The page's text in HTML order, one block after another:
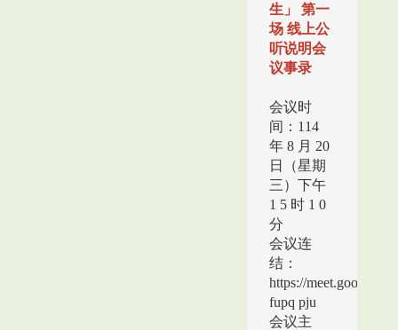
生」 第一
场 线上公
听说明会
议事录
会议时
间：114
年 8 月 20
日（星期
三）下午
1 5 时 1 0
分
会议连
结：
https://
fupq pju
会议主